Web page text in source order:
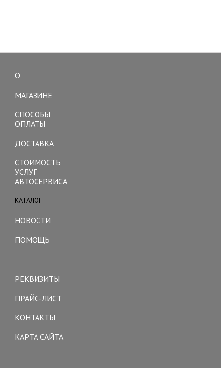
О
МАГАЗИНЕ
СПОСОБЫ
ОПЛАТЫ
ДОСТАВКА
СТОИМОСТЬ
УСЛУГ
АВТОСЕРВИСА
КАТАЛОГ
НОВОСТИ
ПОМОЩЬ
РЕКВИЗИТЫ
ПРАЙС-ЛИСТ
КОНТАКТЫ
КАРТА САЙТА